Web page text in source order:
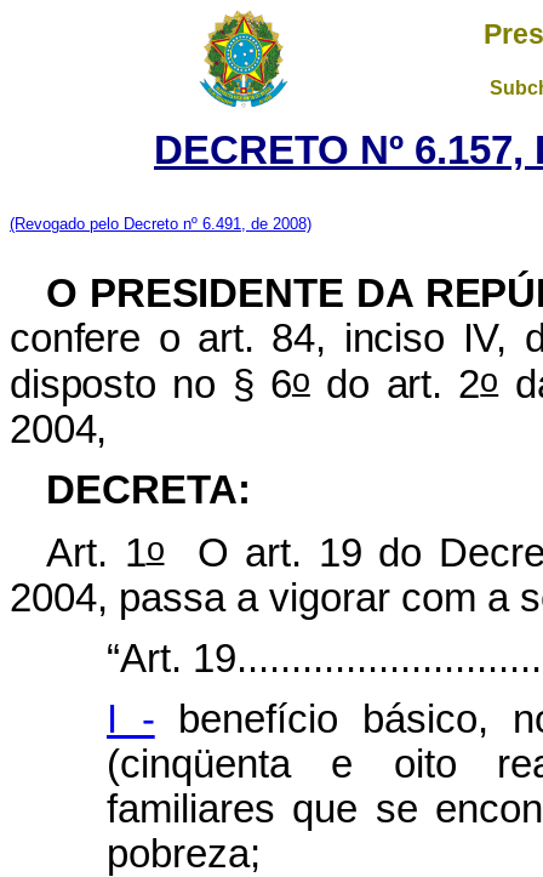
DECRETO Nº
(Revogado pelo Decreto nº 6.491, de 2008)
O PRESIDENTE DA
confere o art. 84, inciso IV,
disposto no § 6odo art. 2o
2004,
DECRETA:
Art. 1oO art. 19 do
2004, passa a vigorar com a
“Art.
I - benefício básico,
(cinqüenta e oito
familiares que se
pobreza;